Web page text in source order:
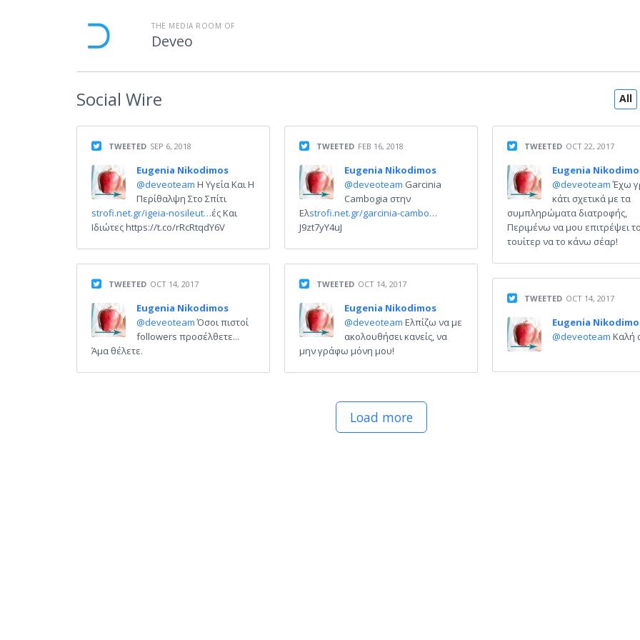
THE MEDIA ROOM OF
Deveo
All
Social Wire
TWEETED SEP 6, 2018
Eugenia Nikodimos
@deveoteam Η Υγεία Και Η
Περίθαλψη Στο Σπίτι
strofi.net.gr/igeia-nosileut…ές Και
Ιδιώτες https://t.co/rRcRtqdY6V
TWEETED OCT 14, 2017
Eugenia Nikodimos
@deveoteamΌσοι πιστοί
followers προσέλθετε...
Άμα θέλετε.
TWEETED FEB 16, 2018
Eugenia Nikodimos
@deveoteam Garcinia
Cambogia στην
Ελstrofi.net.gr/garcinia-cambo…
J9zt7yY4uJ
TWEETED OCT 14, 2017
Eugenia Nikodimos
@deveoteam Ελπίζω να με
ακολουθήσει κανείς, να
μην γράφω μόνη μου!
TWEETED OCT 22, 2017
Eugenia
@deveoteamΈχω
κάτι σχετικά με τα
συμπληρώματα διατροφής,
Περιμένω να μου επιτρέψει το
τουίτερ να το κάνω σέαρ!
TWEETED OCT 14, 2017
Eugenia
@deveoteam Καλή
Load more